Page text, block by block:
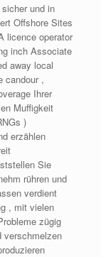
und in
Offshore Sites
licence operator
inch Associate
​​away local
candour ,
Ihrer
Muffigkeit
)
erzählen
Sie
rühren und
verdient
, mit vielen
zügig
verschmelzen